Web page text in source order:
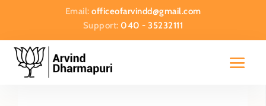
Email: officeofarvindd@gmail.com
Support:040 - 35232111